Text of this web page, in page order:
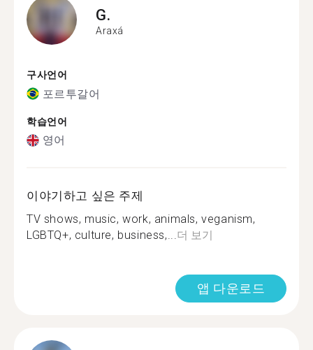
G.
Araxá
구사언어
포르투갈어
학습언어
영어
이야기하고 싶은 주제
TV shows, music, work, animals, veganism,
LGBTQ+, culture, business,...더 보기
앱 다운로드